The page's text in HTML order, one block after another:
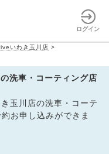
ログイン
いわき玉川店 >
洗車・コーティング店
玉川店の洗車・コーテ
お申し込みができま